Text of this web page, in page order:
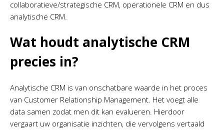
collaboratieve/strategische CRM, operationele CRM en dus
analytische CRM.
Wat houdt analytische CRM
precies in?
Analytische CRM is van onschatbare waarde in het proces
van Customer Relationship Management. Het voegt alle
data samen zodat men dit kan evalueren. Hierdoor
vergaart uw organisatie inzichten, die vervolgens vertaald